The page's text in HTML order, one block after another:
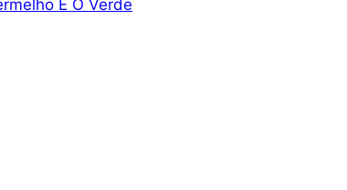
E O Verde